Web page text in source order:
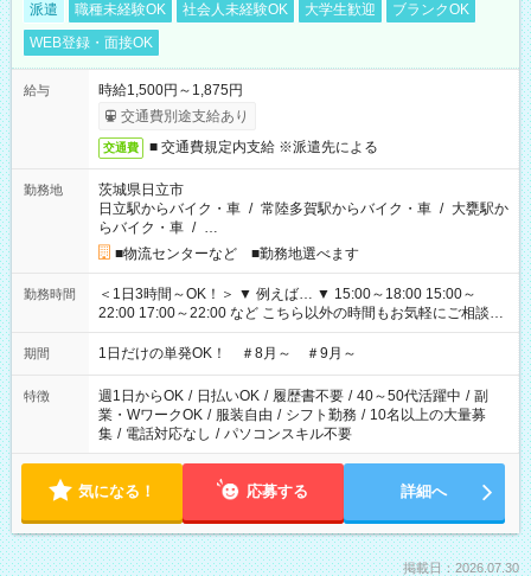
派遣 職種未経験OK 社会人未経験OK 大学生歓迎
ブランクOK
WEB登録・面接OK
給与
時給1,500円～1,875円
交通費別途支給あり
交通費 ■ 交通費規定内支給 ※派遣先による
勤務地
茨城県日立市
日立駅からバイク・車 / 常陸多賀駅からバイク・車 / 大甕駅か
らバイク・車 / …
■物流センターなど ■勤務地選べます
勤務時間
＜1日3時間～OK！＞ ▼ 例えば… ▼ 15:00～18:00 15:00～
22:00 17:00～22:00 など こちら以外の時間もお気軽にご相談く
ださい！
期間 1日だけの単発OK！ ＃8月～ ＃9月～
特徴 週1日からOK / 日払いOK / 履歴書不要 / 40～50代活躍中 / 副
業・WワークOK / 服装自由 / シフト勤務 / 10名以上の大量募
集 / 電話対応なし / パソコンスキル不要
気になる！ 応募する 詳細へ
掲載日：2026.07.30